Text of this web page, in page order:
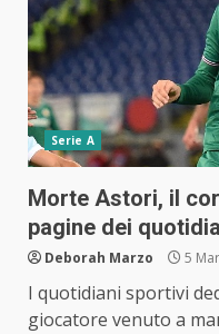
Serie A
Morte Astori, il
pagine dei
Deborah Marzo 5
I quotidiani sportivi
giocatore venuto a